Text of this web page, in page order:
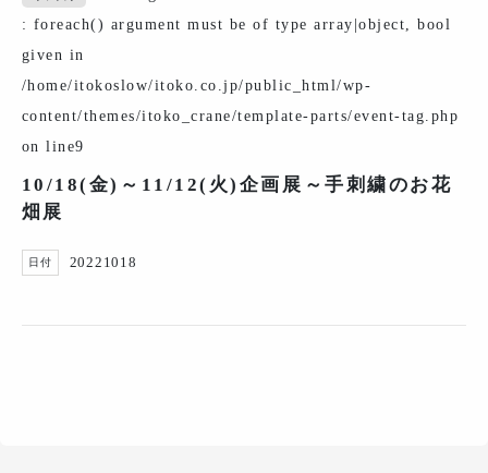
: foreach() argument must be of type array|object, bool
given in
/home/itokoslow/itoko.co.jp/public_html/wp-
content/themes/itoko_crane/template-parts/event-tag.php
on line9
10/18(金)～11/12(火)企画展～手刺繍のお花
畑展
日付 20221018